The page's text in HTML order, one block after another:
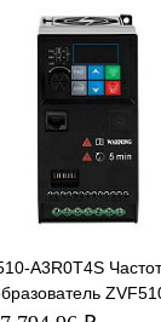
A3R0T4S